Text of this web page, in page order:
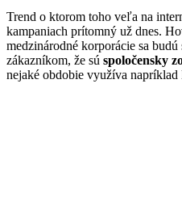
Trend o ktorom toho veľa na
kampaniach prítomný už dnes.
medzinárodné korporácie sa
zákazníkom, že sú spoločensky
nejaké obdobie využíva